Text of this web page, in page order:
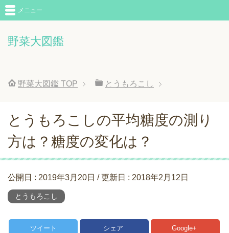
野菜大図鑑
メニュー
野菜大図鑑 TOP とうもろこし
とうもろこしの平均糖度の測り
方は？糖度の変化は？
公開日 : 2019年3月20日 / 更新日 : 2018年2月12日
とうもろこし
ツイート シェア Google+